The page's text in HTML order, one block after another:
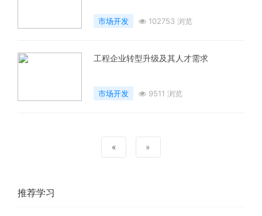
市场开发 102753 浏览
工程企业转型升级及其人才需求
市场开发 9511 浏览
« »
推荐学习